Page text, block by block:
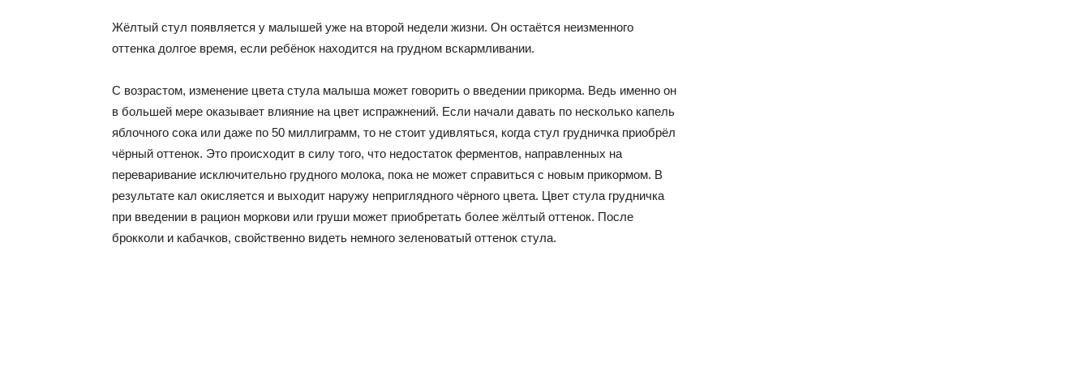
Жёлтый стул появляется у малышей уже на второй недели жизни. Он остаётся неизменного
оттенка долгое время, если ребёнок находится на грудном вскармливании.
С возрастом, изменение цвета стула малыша может говорить о введении прикорма. Ведь именно он
в большей мере оказывает влияние на цвет испражнений. Если начали давать по несколько капель
яблочного сока или даже по 50 миллиграмм, то не стоит удивляться, когда стул грудничка приобрёл
чёрный оттенок. Это происходит в силу того, что недостаток ферментов, направленных на
переваривание исключительно грудного молока, пока не может справиться с новым прикормом. В
результате кал окисляется и выходит наружу неприглядного чёрного цвета. Цвет стула грудничка
при введении в рацион моркови или груши может приобретать более жёлтый оттенок. После
брокколи и кабачков, свойственно видеть немного зеленоватый оттенок стула.